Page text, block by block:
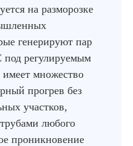
на разморозке
генерируют пар
под регулируемым
множество
прогрев без
участков,
любого
проникновение